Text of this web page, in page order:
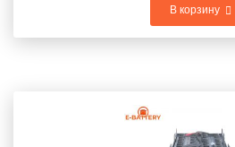
В корзину